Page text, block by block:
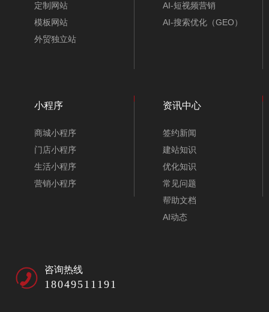
定制网站
模板网站
外贸独立站
AI-短视频营销
AI-搜索优化（GEO）
小程序
商城小程序
门店小程序
生活小程序
营销小程序
资讯中心
签约新闻
建站知识
优化知识
常见问题
帮助文档
AI动态
咨询热线
18049511191